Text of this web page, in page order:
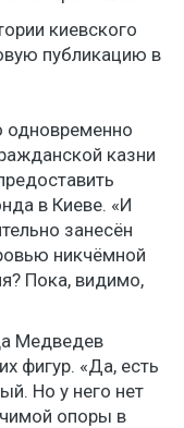
киевского
публикацию в
одновременно
казни
в Киеве. «И
занесён
никчёмной
Пока, видимо,
Медведев
фигур. «Да, есть
Но у него нет
опоры в